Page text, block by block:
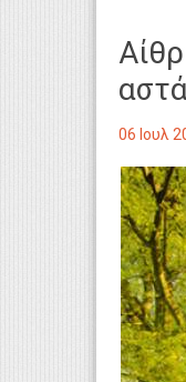
06 Ιουλ